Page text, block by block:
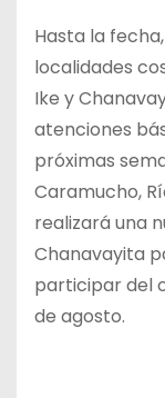
Hasta la
localidades
Ike y
atenciones
próximas
Caramucho,
realizará una
Chanavayita
participar del
de agosto.